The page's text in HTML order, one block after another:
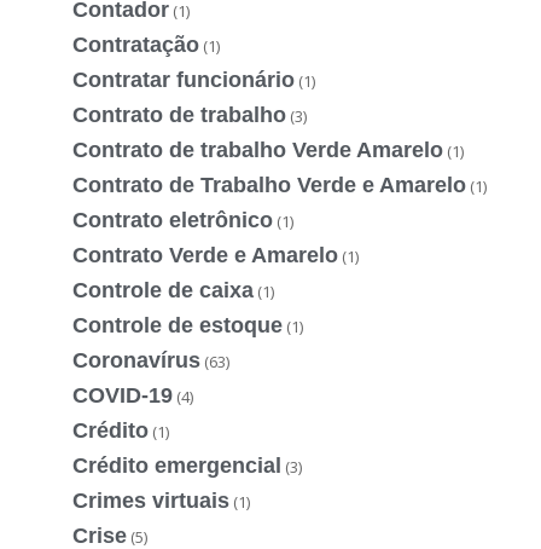
Contador (1)
Contratação (1)
Contratar funcionário (1)
Contrato de trabalho (3)
Contrato de trabalho Verde Amarelo (1)
Contrato de Trabalho Verde e Amarelo (1)
Contrato eletrônico (1)
Contrato Verde e Amarelo (1)
Controle de caixa (1)
Controle de estoque (1)
Coronavírus (63)
COVID-19 (4)
Crédito (1)
Crédito emergencial (3)
Crimes virtuais (1)
Crise (5)